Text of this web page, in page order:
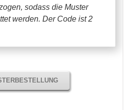
sodass die Muster
werden. Der Code ist 2